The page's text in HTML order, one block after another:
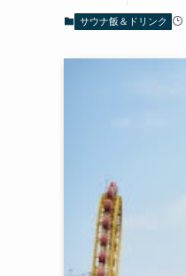
サウナ飯＆ドリンク